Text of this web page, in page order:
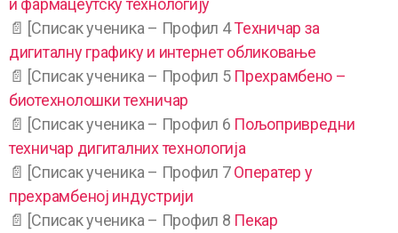
📄 [Списак ученика – Профил 4Техничар за
дигиталну графику и интернет обликовање
📄 [Списак ученика – Профил 5 Прехрамбено –
биотехнолошки техничар
📄 [Списак ученика – Профил 6 Пољопривредни
техничар дигиталних технологија
📄 [Списак ученика – Профил 7Оператер у
прехрамбеној индустрији
📄 [Списак ученика – Профил 8 Пекар